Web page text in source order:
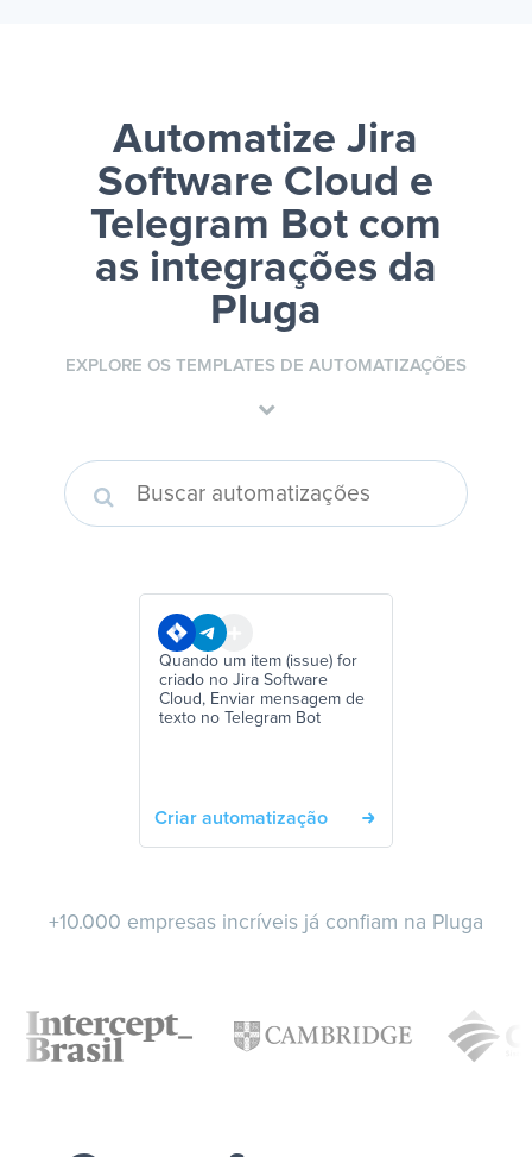
Automatize Jira
Software Cloud e
Telegram Botcom
as integrações da
Pluga
EXPLORE OS TEMPLATES DE AUTOMATIZAÇÕES
Quando um item (issue) for
criado no Jira Software
Cloud, Enviar mensagem de
texto no Telegram Bot
Criar automatização
+10.000 empresas incríveis já confiam na Pluga